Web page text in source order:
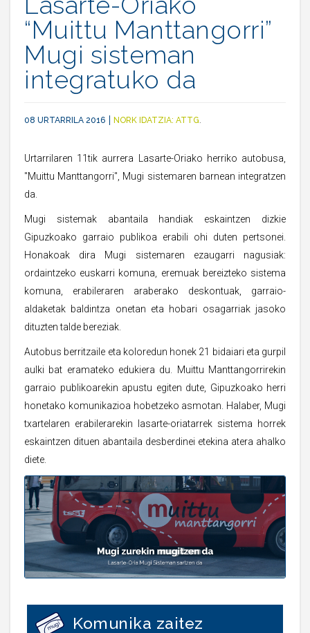
“Muittu Manttangorri”
Mugi sisteman
integratuko da
08 URTARRILA 2016 NORK IDATZIA: ATTG.
Urtarrilaren 11tik aurrera Lasarte-Oriako herriko autobusa,
"Muittu Manttangorri", Mugi sistemaren barnean integratzen
da.
Mugi sistemak abantaila handiak eskaintzen dizkie
Gipuzkoako garraio publikoa erabili ohi duten pertsonei.
Honakoak dira Mugi sistemaren ezaugarri nagusiak:
ordaintzeko euskarri komuna, eremuak bereizteko sistema
komuna, erabileraren araberako deskontuak, garraio-
aldaketak baldintza onetan eta hobari osagarriak jasoko
dituzten talde bereziak.
Autobus berritzaile eta koloredun honek 21 bidaiari eta gurpil
aulki bat eramateko edukiera du. Muittu Manttangorrirekin
garraio publikoarekin apustu egiten dute, Gipuzkoako herri
honetako komunikazioa hobetzeko asmotan. Halaber, Mugi
txartelaren erabilerarekin lasarte-oriatarrek sistema horrek
eskaintzen dituen abantaila desberdinei etekina atera ahalko
diete.
Komunika zaitez